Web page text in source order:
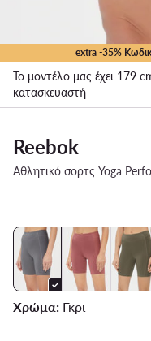
extra -35%
Το μοντέλο μας έχει 179
κατασκευαστή
Reebok
Αθλητικό σορτς Yoga
Χρώμα: Γκρι